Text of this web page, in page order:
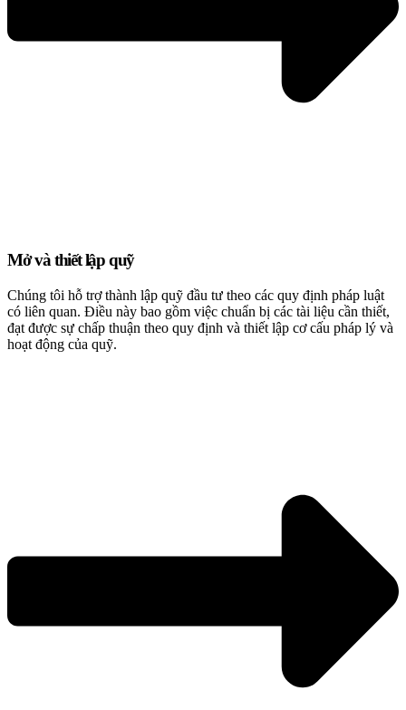
Mở và thiết lập quỹ
Chúng tôi hỗ trợ thành lập quỹ đầu tư theo các quy định pháp luật
có liên quan. Điều này bao gồm việc chuẩn bị các tài liệu cần thiết,
đạt được sự chấp thuận theo quy định và thiết lập cơ cấu pháp lý và
hoạt động của quỹ.